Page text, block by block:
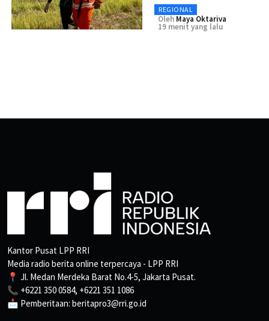
REGIONAL
Oleh Maya Oktariva
19 menit yang lalu
Kantor Pusat LPP RRI
Media radio berita online terpercaya - LPP RRI
📍 Jl. Medan Merdeka Barat No.4-5, Jakarta Pusat.
📞 +6221 350 0584, +6221 351 1086
📩 Pemberitaan: beritapro3@rri.go.id